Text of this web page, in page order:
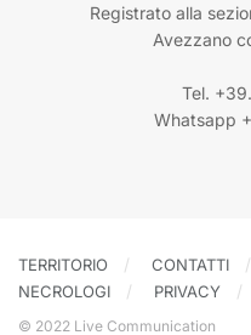
Registrato alla
Avezzano
Tel.
Whatsapp
TERRITORIO CONTATTI
NECROLOGI
PRIVACY
© 2022 Live Communication